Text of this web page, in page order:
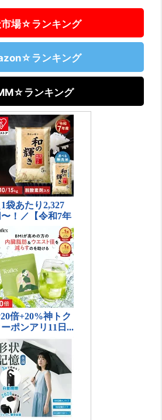
場☆ランキング
ランキング
ランキング